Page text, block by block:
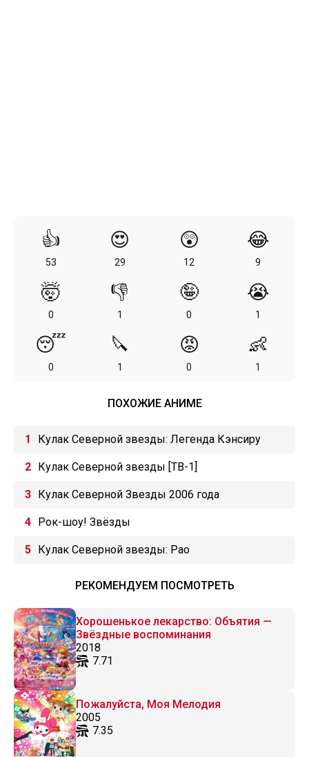
👍
53
😍
29
😲
12
😂
9
🤯
0
👎
1
🤪
0
😭
1
😴
0
🔪
1
😡
0
👶
1
ПОХОЖИЕ АНИМЕ
Кулак Северной звезды: Легенда Кэнсиру
Кулак Северной звезды [ТВ-1]
Кулак Северной Звезды 2006 года
Рок-шоу! Звёзды
Кулак Северной звезды: Рао
РЕКОМЕНДУЕМ ПОСМОТРЕТЬ
Хорошенькое лекарство: Объятия —
Звёздные воспоминания
2018
7.71
Пожалуйста, Моя Мелодия
2005
7.35